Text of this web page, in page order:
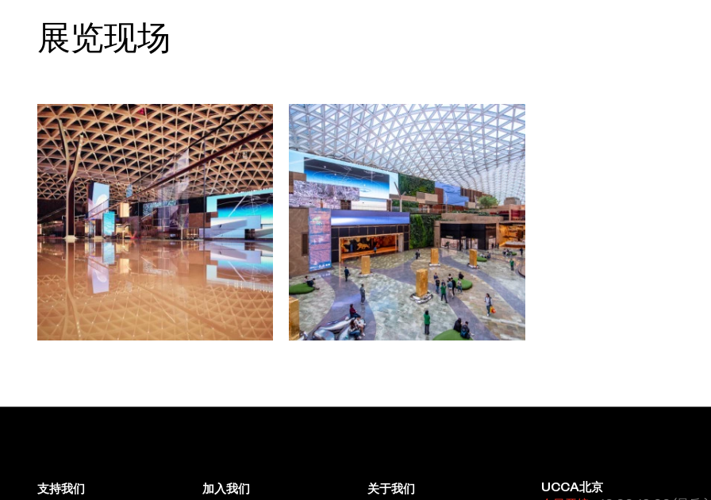
时代，过去常识中颠扑不破的对应关系，也可能出现反转的测试结果。
合作，在美狮美高梅视博广场呈现艺术家朱昶全颇具雄心的新作。朱昶全与
UCCA进行的第一次合作是他在两年前参加的群展‘例外状态：中国境况与艺术
考察2017’。将位于庞大的商业综合体中、世界上最大的永久性LED屏幕区
域，委任给一位实验艺术家进行创作的想法，与UCCA的长期使命相契合，即
在全新而多样化的观众群体中开辟通向当代艺术的路径。我们期待这部作品在
其近六个月的展示期中获得巨大的收视量，并期待未来能与美高梅国际酒店集
团艺术与文化进行更多合作。”
关于艺术家
朱昶全1989年生于山东，2014年毕业于中国美术学院跨媒体艺术学院，获学
2016）。曾参加群展：“例外状态：中国境况与艺术考察2017”（UCCA，北
2015）；“大地备忘录”（上海当代艺术博物馆，上海，2014）。
展览现场
支持我们 加入我们 关于我们
UCCA北京